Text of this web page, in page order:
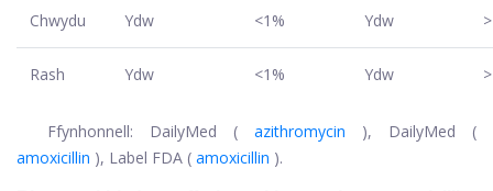
Chwydu Ydw <1% Ydw
Rash Ydw <1% Ydw
Ffynhonnell: DailyMed ( azithromycin ), DailyMed (
amoxicillin ), Label FDA ( amoxicillin ).